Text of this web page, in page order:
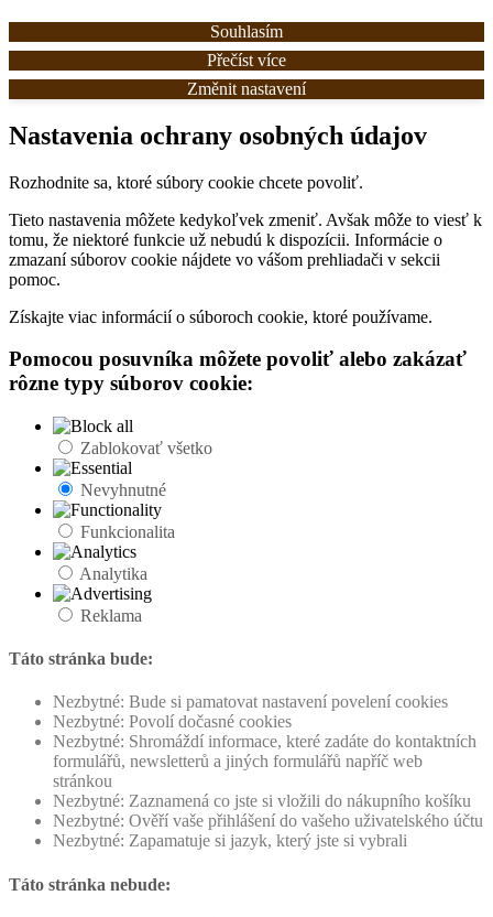
Souhlasím
Přečíst více
Změnit nastavení
Nastavenia ochrany osobných údajov
Rozhodnite sa, ktoré súbory cookie chcete povoliť.
Tieto nastavenia môžete kedykoľvek zmeniť. Avšak môže to viesť k
tomu, že niektoré funkcie už nebudú k dispozícii. Informácie o
zmazaní súborov cookie nájdete vo vášom prehliadači v sekcii
pomoc.
Získajte viac informácií o súboroch cookie, ktoré používame.
Pomocou posuvníka môžete povoliť alebo zakázať
rôzne typy súborov cookie:
Zablokovať všetko
Nevyhnutné
Funkcionalita
Analytika
Reklama
Táto stránka bude:
Nezbytné: Bude si pamatovat nastavení povelení cookies
Nezbytné: Povolí dočasné cookies
Nezbytné: Shromáždí informace, které zadáte do kontaktních
formulářů, newsletterů a jiných formulářů napříč web
stránkou
Nezbytné: Zaznamená co jste si vložili do nákupního košíku
Nezbytné: Ověří vaše přihlášení do vašeho uživatelského účtu
Nezbytné: Zapamatuje si jazyk, který jste si vybrali
Táto stránka nebude: